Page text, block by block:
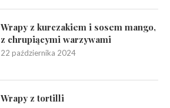
Wrapy z kurczakiem i sosem mango,
z chrupiącymi warzywami
22 października 2024
Wrapy z tortilli